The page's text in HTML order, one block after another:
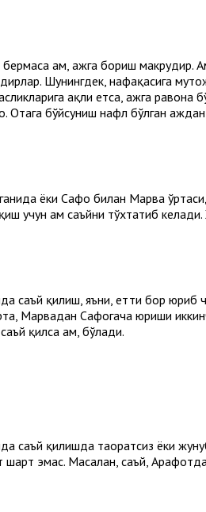
ҳам, ҳажга бориш
Шунингдек, нафақасига
ақли етса, ҳажга равона
Отага бўйсуниш нафл бўлган
ёки Сафо билан Марва
учун ҳам саъйни тўхтатиб
саъй қилиш, яъни, етти бор юриб
Марвадан Сафогача юриши
қилса ҳам, бўлади.
саъй қилишда таҳоратcиз ёки
шарт эмас. Масалан, саъй,